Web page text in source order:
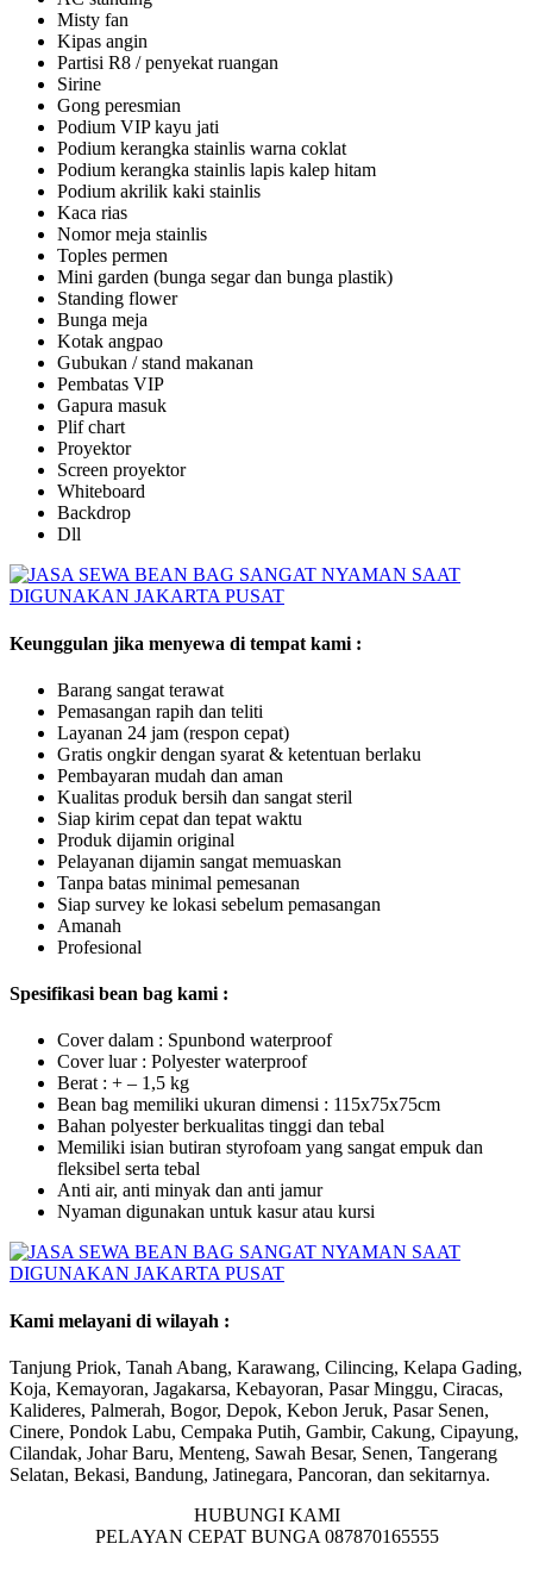
Misty fan
Kipas angin
Partisi R8 / penyekat ruangan
Sirine
Gong peresmian
Podium VIP kayu jati
Podium kerangka stainlis warna coklat
Podium kerangka stainlis lapis kalep hitam
Podium akrilik kaki stainlis
Kaca rias
Nomor meja stainlis
Toples permen
Mini garden (bunga segar dan bunga plastik)
Standing flower
Bunga meja
Kotak angpao
Gubukan / stand makanan
Pembatas VIP
Gapura masuk
Plif chart
Proyektor
Screen proyektor
Whiteboard
Backdrop
Dll
Keunggulan jika menyewa di tempat kami :
Barang sangat terawat
Pemasangan rapih dan teliti
Layanan 24 jam (respon cepat)
Gratis ongkir dengan syarat & ketentuan berlaku
Pembayaran mudah dan aman
Kualitas produk bersih dan sangat steril
Siap kirim cepat dan tepat waktu
Produk dijamin original
Pelayanan dijamin sangat memuaskan
Tanpa batas minimal pemesanan
Siap survey ke lokasi sebelum pemasangan
Amanah
Profesional
Spesifikasi bean bag kami :
Cover dalam : Spunbond waterproof
Cover luar : Polyester waterproof
Berat : + – 1,5 kg
Bean bag memiliki ukuran dimensi : 115x75x75cm
Bahan polyester berkualitas tinggi dan tebal
Memiliki isian butiran styrofoam yang sangat empuk dan
fleksibel serta tebal
Anti air, anti minyak dan anti jamur
Nyaman digunakan untuk kasur atau kursi
Kami melayani di wilayah :
Tanjung Priok, Tanah Abang, Karawang, Cilincing, Kelapa Gading,
Koja, Kemayoran, Jagakarsa, Kebayoran, Pasar Minggu, Ciracas,
Kalideres, Palmerah, Bogor, Depok, Kebon Jeruk, Pasar Senen,
Cinere, Pondok Labu, Cempaka Putih, Gambir, Cakung, Cipayung,
Cilandak, Johar Baru, Menteng, Sawah Besar, Senen, Tangerang
Selatan, Bekasi, Bandung, Jatinegara, Pancoran, dan sekitarnya.
HUBUNGI KAMI
PELAYAN CEPAT BUNGA 087870165555